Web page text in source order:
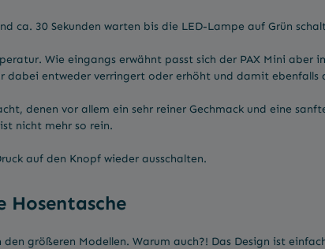
ca. 30 Sekunden warten bis die LED-Lampe auf Grün
Wie eingangs erwähnt passt sich der PAX Mini
dabei entweder verringert oder erhöht und damit
denen vor allem ein sehr reiner Gechmack und eine
nicht mehr so rein.
auf den Knopf wieder ausschalten.
größeren Modellen. Warum auch?! Das Design ist